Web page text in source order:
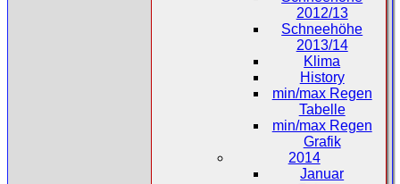
2012/13
Schneehöhe
2013/14
Klima
History
min/max Regen
Tabelle
min/max Regen
Grafik
2014
Januar